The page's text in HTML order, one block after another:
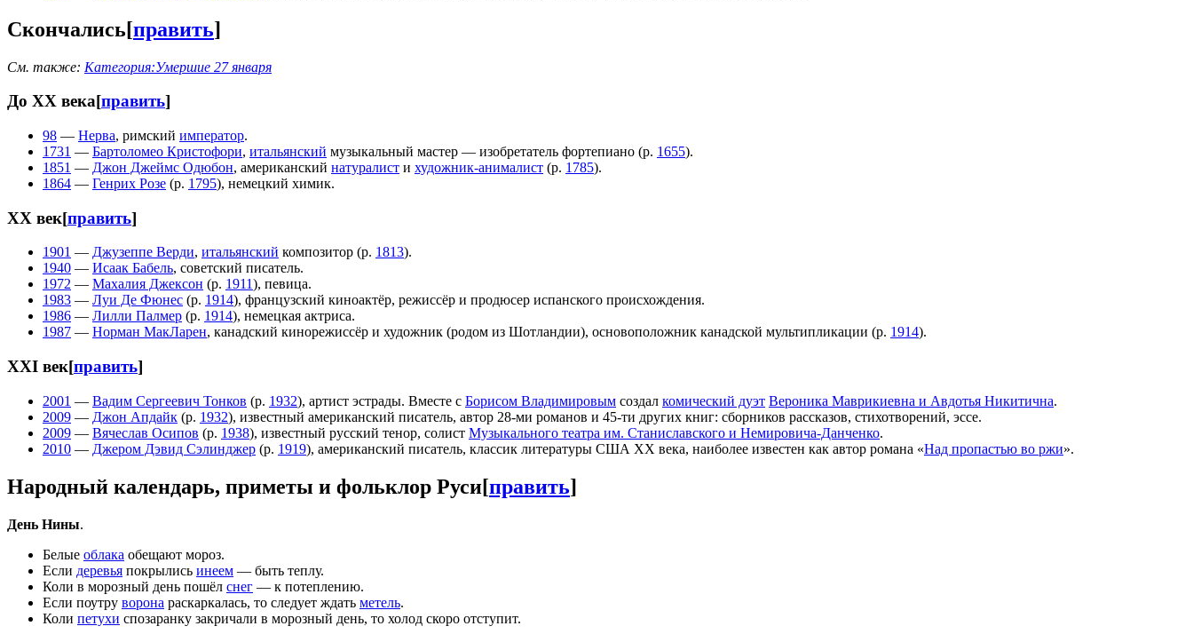
Скончались[править]
См. также: Категория:Умершие 27 января
До XX века[править]
98 — Нерва, римский император.
1731 — Бартоломео Кристофори, итальянский музыкальный мастер — изобретатель фортепиано (р. 1655).
1851 — Джон Джеймс Одюбон, американский натуралист и художник-анималист (р. 1785).
1864 — Генрих Розе (р. 1795), немецкий химик.
XX век[править]
1901 — Джузеппе Верди, итальянский композитор (р. 1813).
1940 — Исаак Бабель, советский писатель.
1972 — Махалия Джексон (р. 1911), певица.
1983 — Луи Де Фюнес (р. 1914), французский киноактёр, режиссёр и продюсер испанского происхождения.
1986 — Лилли Палмер (р. 1914), немецкая актриса.
1987 — Норман МакЛарен, канадский кинорежиссёр и художник (родом из Шотландии), основоположник канадской мультипликации (р. 1914).
XXI век[править]
2001 — Вадим Сергеевич Тонков (р. 1932), артист эстрады. Вместе с Борисом Владимировым создал комический дуэт Вероника Маврикиевна и Авдотья Никитична.
2009 — Джон Апдайк (р. 1932), известный американский писатель, автор 28-ми романов и 45-ти других книг: сборников рассказов, стихотворений, эссе.
2009 — Вячеслав Осипов (р. 1938), известный русский тенор, солист Музыкального театра им. Станиславского и Немировича-Данченко.
2010 — Джером Дэвид Сэлинджер (р. 1919), американский писатель, классик литературы США XX века, наиболее известен как автор романа «Над пропастью во ржи».
Народный календарь, приметы и фольклор Руси[править]
День Нины.
Белые облака обещают мороз.
Если деревья покрылись инеем — быть теплу.
Коли в морозный день пошёл снег — к потеплению.
Если поутру ворона раскаркалась, то следует ждать метель.
Коли петухи спозаранку закричали в морозный день, то холод скоро отступит.